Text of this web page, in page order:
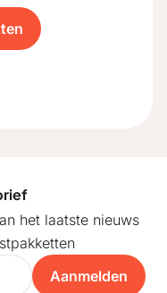
het laatste nieuws
Aanmelden